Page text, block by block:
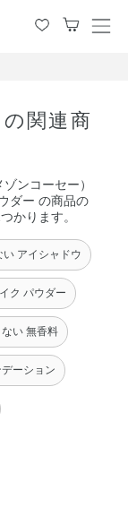
メ
関連商
ンコーセー）
ダー の商品の
かります。
い アイシャドウ
ク パウダー
ない 無香料
ーション